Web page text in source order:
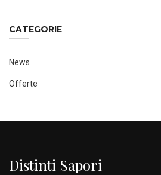
CATEGORIE
News
Offerte
Distinti Sapori